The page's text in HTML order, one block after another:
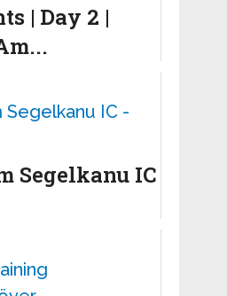
| Day 2 |
Segelkanu IC